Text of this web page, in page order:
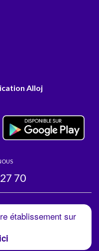
Alloj
70
établissement sur